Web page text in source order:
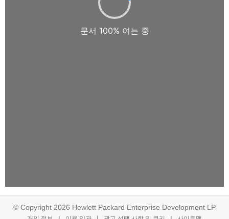
© Copyright 2026 Hewlett Packard Enterprise Development LP